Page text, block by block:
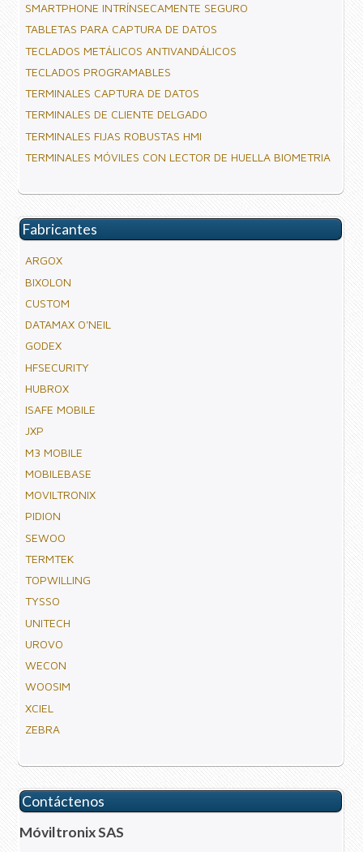
SMARTPHONE INTRÍNSECAMENTE SEGURO
TABLETAS PARA CAPTURA DE DATOS
TECLADOS METÁLICOS ANTIVANDÁLICOS
TECLADOS PROGRAMABLES
TERMINALES CAPTURA DE DATOS
TERMINALES DE CLIENTE DELGADO
TERMINALES FIJAS ROBUSTAS HMI
TERMINALES MÓVILES CON LECTOR DE HUELLA BIOMETRIA
Fabricantes
ARGOX
BIXOLON
CUSTOM
DATAMAX O'NEIL
GODEX
HFSECURITY
HUBROX
ISAFE MOBILE
JXP
M3 MOBILE
MOBILEBASE
MOVILTRONIX
PIDION
SEWOO
TERMTEK
TOPWILLING
TYSSO
UNITECH
UROVO
WECON
WOOSIM
XCIEL
ZEBRA
Contáctenos
Móviltronix SAS